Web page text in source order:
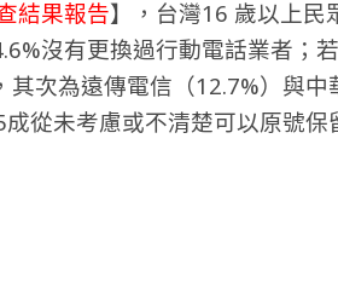
結果報告】，台灣16 歲以上民
沒有更換過行動電話業者；
次為遠傳電信（12.7%）與中
從未考慮或不清楚可以原號